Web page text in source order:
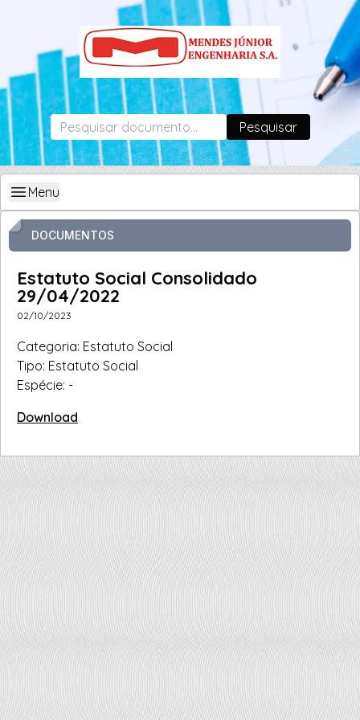
Pesquisar
Menu
DOCUMENTOS
Estatuto Social Consolidado
29/04/2022
02/10/2023
Categoria: Estatuto Social
Tipo: Estatuto Social
Espécie: -
Download